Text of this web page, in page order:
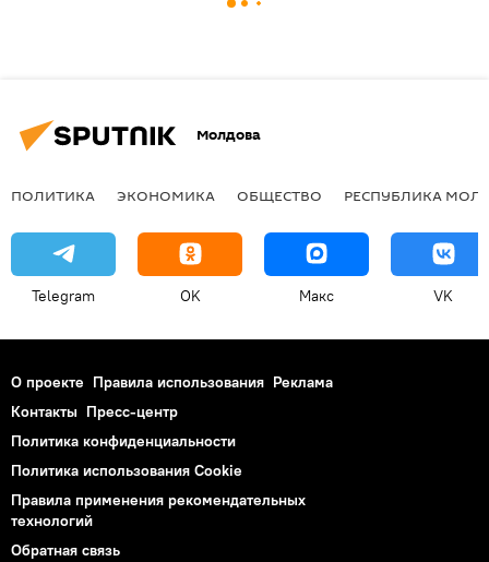
Молдова
ПОЛИТИКА ЭКОНОМИКА ОБЩЕСТВО РЕСПУБЛИКА
Telegram OK Макс VK
О проекте Правила использования Реклама
Контакты Пресс-центр
Политика конфиденциальности
Политика использования Cookie
Правила применения рекомендательных
технологий
Обратная связь